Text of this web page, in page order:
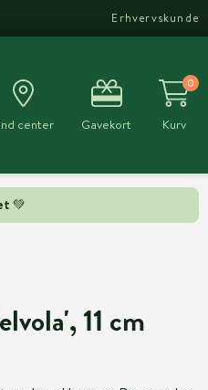
💚
Erhvervskunde
center Gavekort
0
Kurv
11 cm